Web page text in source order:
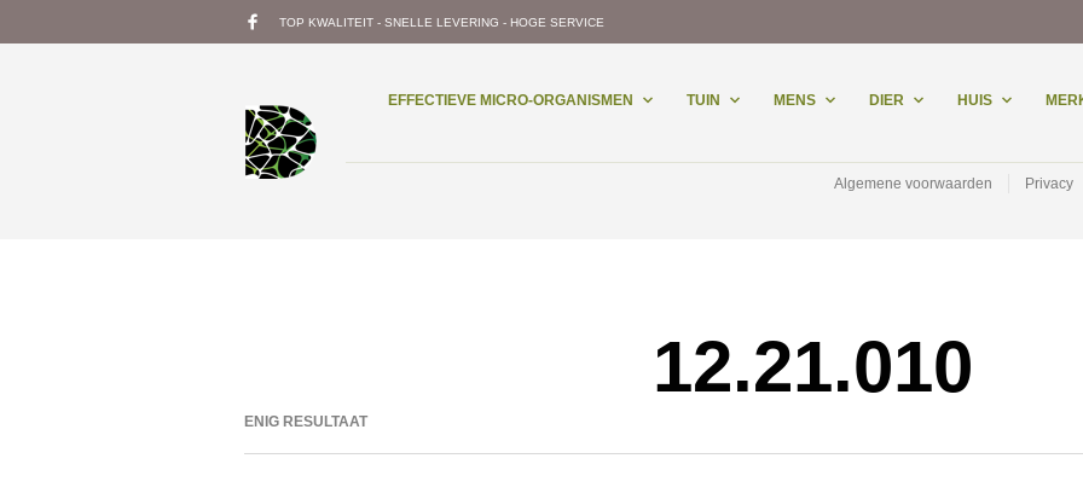
TOP KWALITEIT - SNELLE LEVERING - HOGE SERVICE
EFFECTIEVE MICRO-ORGANISMEN TUIN MENS DIER HUIS
Algemene voorwaarden Privacy
12.21.010
ENIG RESULTAAT